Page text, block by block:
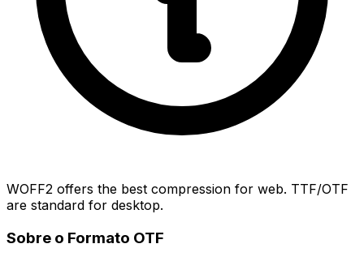
WOFF2 offers the best compression for web. TTF/OTF
are standard for desktop.
Sobre o Formato OTF